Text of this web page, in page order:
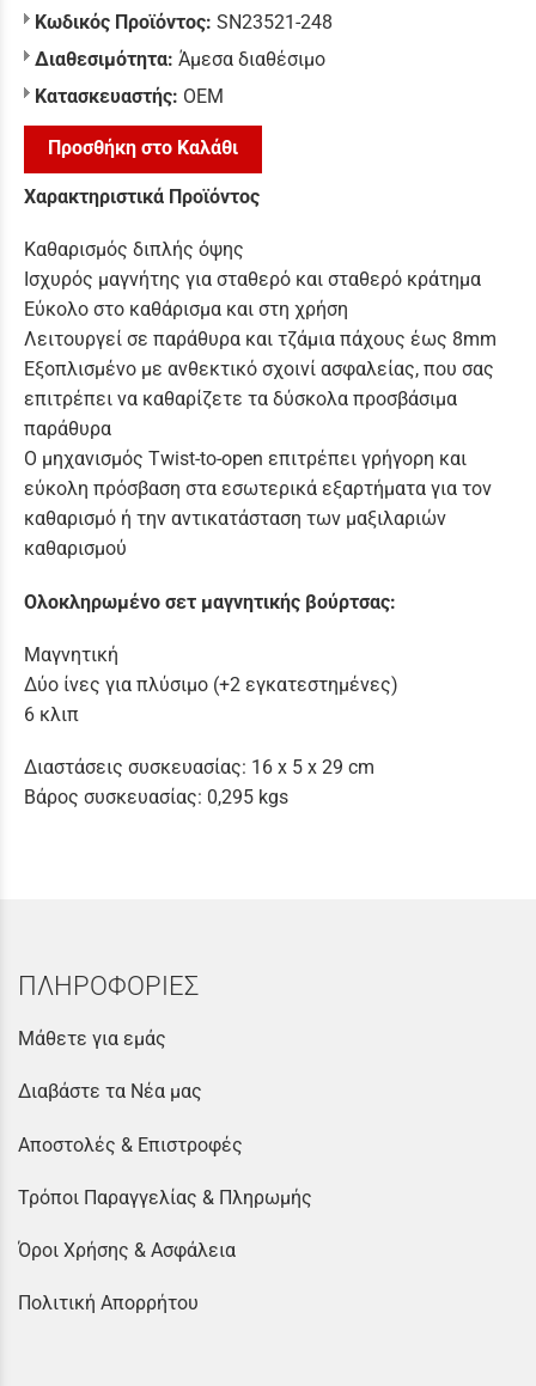
Κωδικός Προϊόντος: SN23521-248
Διαθεσιμότητα: Άμεσα διαθέσιμο
Κατασκευαστής: ΟΕΜ
Προσθήκη στο Καλάθι
Χαρακτηριστικά Προϊόντος
Καθαρισμός διπλής όψης
Ισχυρός μαγνήτης για σταθερό και σταθερό κράτημα
Εύκολο στο καθάρισμα και στη χρήση
Λειτουργεί σε παράθυρα και τζάμια πάχους έως 8mm
Εξοπλισμένο με ανθεκτικό σχοινί ασφαλείας, που σας
επιτρέπει να καθαρίζετε τα δύσκολα προσβάσιμα
παράθυρα
Ο μηχανισμός Twist-to-open επιτρέπει γρήγορη και
εύκολη πρόσβαση στα εσωτερικά εξαρτήματα για τον
καθαρισμό ή την αντικατάσταση των μαξιλαριών
καθαρισμού
Ολοκληρωμένο σετ μαγνητικής βούρτσας:
Μαγνητική
Δύο ίνες για πλύσιμο (+2 εγκατεστημένες)
6 κλιπ
Διαστάσεις συσκευασίας: 16 x 5 x 29 cm
Βάρος συσκευασίας: 0,295 kgs
ΠΛΗΡΟΦΟΡΙΕΣ
Μάθετε για εμάς
Διαβάστε τα Νέα μας
Αποστολές & Επιστροφές
Τρόποι Παραγγελίας & Πληρωμής
Όροι Χρήσης & Ασφάλεια
Πολιτική Απορρήτου